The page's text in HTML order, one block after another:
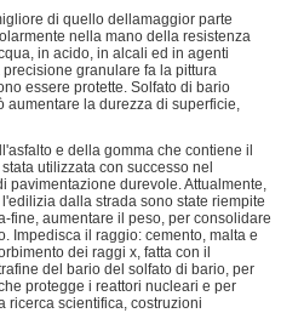
di quello dellamaggior parte
nella mano della resistenza
in acido, in alcali ed in agenti
granulare fa la pittura
essere protette. Solfato di bario
aumentare la durezza di superficie,
e della gomma che contiene il
utilizzata con successo nel
pavimentazione durevole. Attualmente,
dalla strada sono state riempite
fine, aumentare il peso, per consolidare
Impedisca il raggio: cemento, malta e
dei raggi x, fatta con il
del bario del solfato di bario, per
protegge i reattori nucleari e per
ricerca scientifica, costruzioni